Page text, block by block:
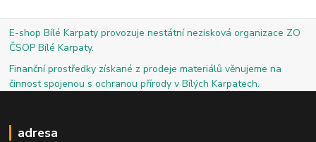
E-shop Bílé Karpaty provozuje nestátní nezisková organizace ZO
ČSOP Bílé Karpaty.
Finanční prostředky získané z prodeje materiálů věnujeme na
činnost spojenou s ochranou přírody v Bílých Karpatech.
adresa